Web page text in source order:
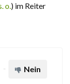
o.) im Reiter
Nein